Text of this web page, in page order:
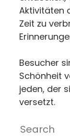
Aktivitäten
Zeit zu
Besucher
Schönheit
jeden, der
versetzt.